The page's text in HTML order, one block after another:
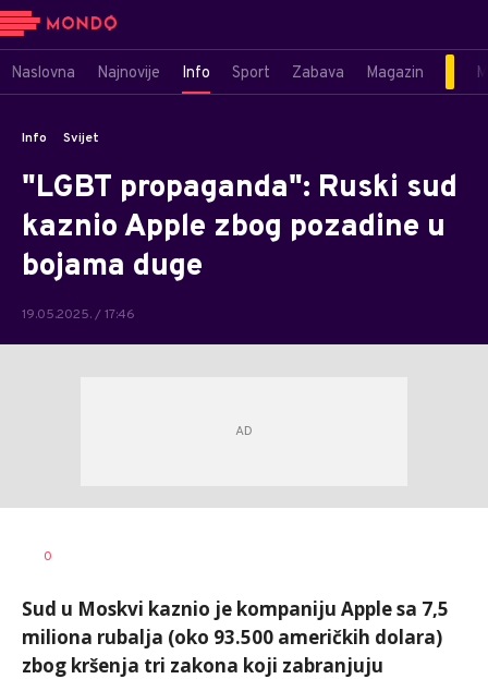
Naslovna Najnovije Info Sport Zabava Magazin
Info Svijet
"LGBT propaganda": Ruski sud
kaznio Apple zbog pozadine u
bojama duge
19.05.2025. / 17:46
AUTOR
0
Sud u Moskvi kaznio je kompaniju Apple sa 7,5
miliona rubalja (oko 93.500 američkih dolara)
zbog kršenja tri zakona koji zabranjuju